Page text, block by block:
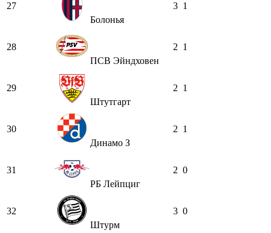
27
Болонья
3 1
28
ПСВ Эйндховен
2 1
29
Штутгарт
2 1
30
Динамо З
2 1
31
РБ Лейпциг
2 0
32
Штурм
3 0